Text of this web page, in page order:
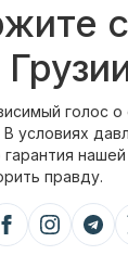
голос о
В условиях
нашей
правду.